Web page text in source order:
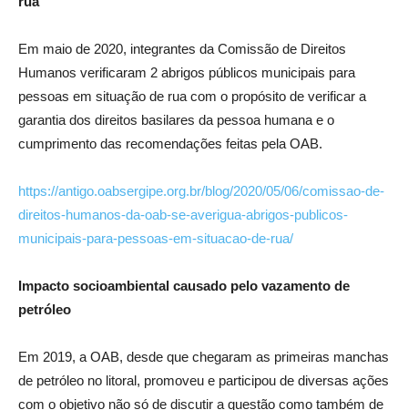
Em maio de 2020, integrantes da Comissão de Direitos
Humanos verificaram 2 abrigos públicos municipais para
pessoas em situação de rua com o propósito de verificar a
garantia dos direitos basilares da pessoa humana e o
cumprimento das recomendações feitas pela OAB.
https://antigo.oabsergipe.org.br/blog/2020/05/06/comissao-de-
direitos-humanos-da-oab-se-averigua-abrigos-publicos-
municipais-para-pessoas-em-situacao-de-rua/
Impacto socioambiental causado pelo vazamento de
petróleo
Em 2019, a OAB, desde que chegaram as primeiras manchas
de petróleo no litoral, promoveu e participou de diversas ações
com o objetivo não só de discutir a questão como também de